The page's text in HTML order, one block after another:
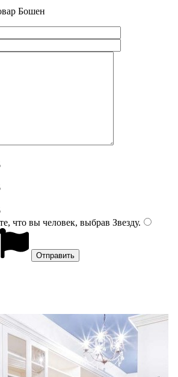
Бошен
что вы человек, выбрав Звезду.